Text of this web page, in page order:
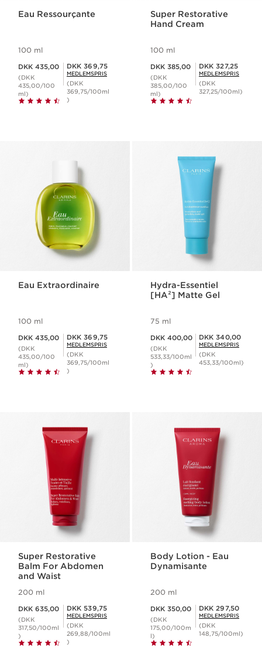
Eau Ressourçante
100 ml
DKK 435,00
(DKK
435,00/100
ml)
Medlemspris DKK 369,75
DKK 369,75
MEDLEMSPRIS
(DKK
369,75/100ml
)
Super Restorative
Hand Cream
100 ml
DKK 385,00
(DKK
385,00/100
ml)
Medlemspris DKK 327,25
DKK 327,25
MEDLEMSPRIS
(DKK
327,25/100ml)
Eau Extraordinaire
100 ml
DKK 435,00
(DKK
435,00/100
ml)
Medlemspris DKK 369,75
DKK 369,75
MEDLEMSPRIS
(DKK
369,75/100ml
)
Hydra-Essentiel
[HA²] Matte Gel
75 ml
DKK 400,00
(DKK
533,33/100ml
)
Medlemspris DKK 340,00
DKK 340,00
MEDLEMSPRIS
(DKK
453,33/100ml)
Super Restorative
Balm For Abdomen
and Waist
200 ml
DKK 635,00
(DKK
317,50/100ml
)
Medlemspris DKK 539,75
DKK 539,75
MEDLEMSPRIS
(DKK
269,88/100ml
)
Body Lotion - Eau
Dynamisante
200 ml
DKK 350,00
(DKK
175,00/100m
l)
Medlemspris DKK 297,50
DKK 297,50
MEDLEMSPRIS
(DKK
148,75/100ml)